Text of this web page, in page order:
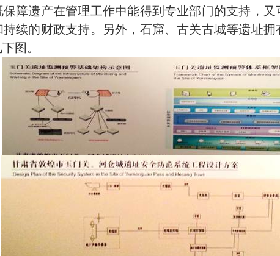
保障遗产在管理工作中能得到专业部门的支持，
续的财政支持。另外，石窟、古关古城等遗址
图。